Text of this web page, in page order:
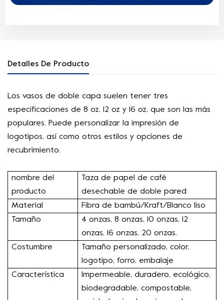
Detalles De Producto
Los vasos de doble capa suelen tener tres
especificaciones de 8 oz, 12 oz y 16 oz, que son las más
populares. Puede personalizar la impresión de
logotipos, así como otros estilos y opciones de
recubrimiento.
nombre del
producto
Taza de papel de café
desechable de doble pared
Material
Fibra de bambú/Kraft/Blanco liso
Tamaño
4 onzas, 8 onzas, 10 onzas, 12
onzas, 16 onzas, 20 onzas.
Costumbre
Tamaño personalizado, color,
logotipo, forro, embalaje
Característica
Impermeable, duradero, ecológico,
biodegradable, compostable,